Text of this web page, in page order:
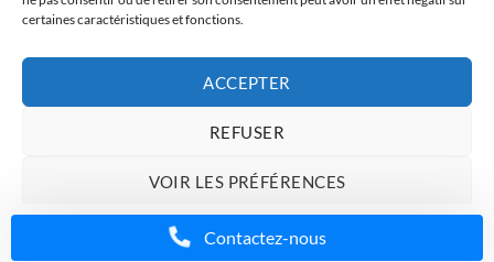
certaines caractéristiques et fonctions.
ACCEPTER
REFUSER
VOIR LES PRÉFÉRENCES
Charte de donnéesPolitique de confidentialité
Contactez-nous
Imprimante PRO- Webdesign by
Contactez-nous